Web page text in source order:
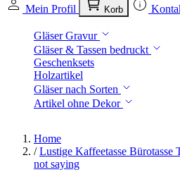
Mein Profil Korb
Gläser Gravur
Gläser & Tassen bedruckt
Geschenksets
Holzartikel
Gläser nach Sorten
Artikel ohne Dekor
Home
/ Lustige Kaffeetasse Bürotasse
not saying